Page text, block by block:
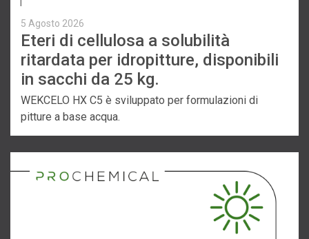
5 Agosto 2026
Eteri di cellulosa a solubilità
ritardata per idropitture, disponibili
in sacchi da 25 kg.
WEKCELO HX C5 è sviluppato per formulazioni di
pitture a base acqua.